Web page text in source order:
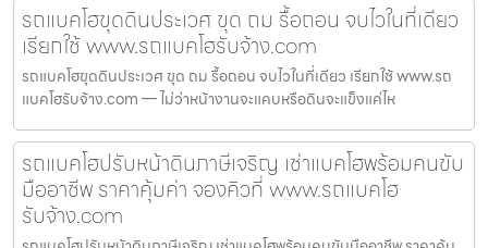
รถแบคโฮขุดดินประเวศ ขุด ถม รื้อถอน จบไวในที่เดียว
เรียกใช้ www.รถแบคโฮรับจ้าง.com
รถแบคโฮขุดดินประเวศ ขุด ถม รื้อถอน จบไวในที่เดียว เรียกใช้ www.รถ
แบคโฮรับจ้าง.com — ไม่ว่าหน้างานจะแคบหรือดินจะแข็งแค่ไห
รถแบคโฮปรับหน้าดินภาษีเจริญ เช่าแบคโฮพร้อมคนขับ
มืออาชีพ ราคาคุ้มค่า จองคิวที่ www.รถแบคโฮ
รับจ้าง.com